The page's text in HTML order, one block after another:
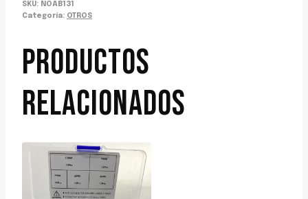
SKU: NOAB131
Categoría: OTROS
PRODUCTOS
RELACIONADOS